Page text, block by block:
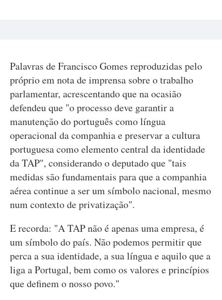
Palavras de Francisco Gomes reproduzidas pelo
próprio em nota de imprensa sobre o trabalho
parlamentar, acrescentando que na ocasião
defendeu que "o processo deve garantir a
manutenção do português como língua
operacional da companhia e preservar a cultura
portuguesa como elemento central da identidade
da TAP", considerando o deputado que "tais
medidas são fundamentais para que a companhia
aérea continue a ser um símbolo nacional, mesmo
num contexto de privatização".
E recorda: "A TAP não é apenas uma empresa, é
um símbolo do país. Não podemos permitir que
perca a sua identidade, a sua língua e aquilo que a
liga a Portugal, bem como os valores e princípios
que definem o nosso povo."